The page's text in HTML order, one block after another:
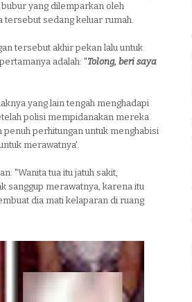
yang dilemparkan oleh
tersebut sedang keluar rumah.
tersebut akhir pekan lalu untuk
adalah: "Tolong, beri saya
yang lain tengah menghadapi
polisi mempidanakan mereka
perhitungan untuk menghabisi
merawatnya'.
"Wanita tua itu jatuh sakit,
sanggup merawatnya, karena itu
dia mati kelaparan di ruang